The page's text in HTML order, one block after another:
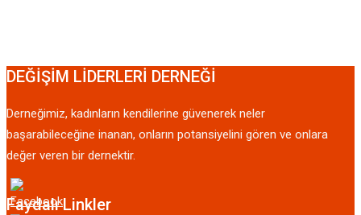
DEĞİŞİM LİDERLERİ DERNEĞİ
Derneğimiz, kadınların kendilerine güvenerek neler
başarabileceğine inanan, onların potansiyelini gören ve onlara
değer veren bir dernektir.
Faydalı Linkler